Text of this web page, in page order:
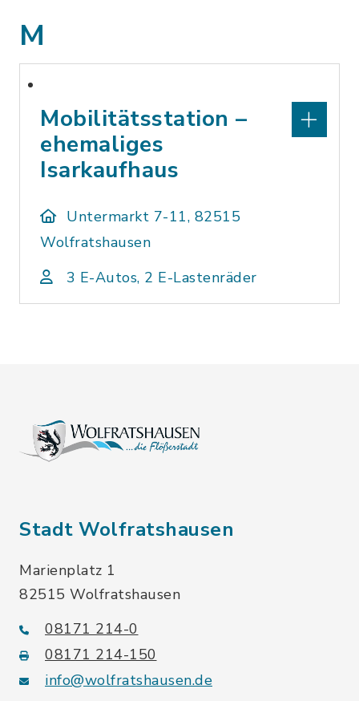
M
Mobilitätsstation –
ehemaliges
Isarkaufhaus
Untermarkt 7-11, 82515
Wolfratshausen
3 E-Autos, 2 E-Lastenräder
Stadt Wolfratshausen
Marienplatz 1
82515 Wolfratshausen
08171 214-0
08171 214-150
info@wolfratshausen.de